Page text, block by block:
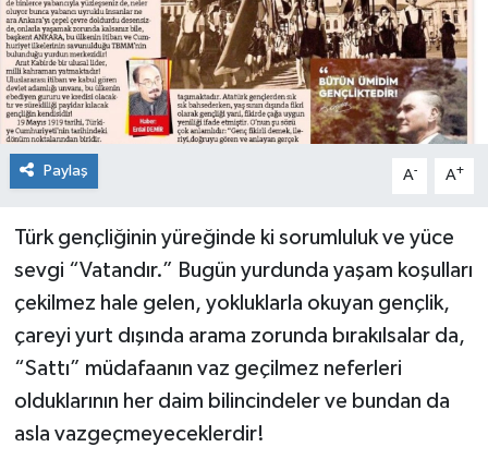
Paylaş A- A+
Türk gençliğinin yüreğinde ki sorumluluk ve yüce
sevgi “Vatandır.” Bugün yurdunda yaşam koşulları
çekilmez hale gelen, yokluklarla okuyan gençlik,
çareyi yurt dışında arama zorunda bırakılsalar da,
“Sattı” müdafaanın vaz geçilmez neferleri
olduklarının her daim bilincindeler ve bundan da
asla vazgeçmeyeceklerdir!